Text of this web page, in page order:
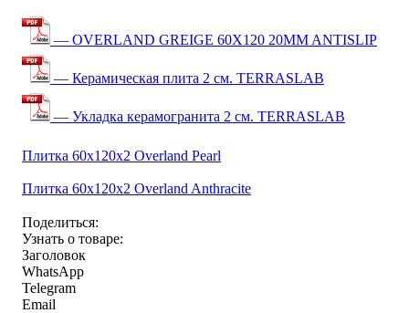
— OVERLAND GREIGE 60X120 20MM ANTISLIP
— Керамическая плита 2 см. TERRASLAB
— Укладка керамогранита 2 см. TERRASLAB
Плитка 60x120x2 Overland Pearl
Плитка 60x120x2 Overland Anthracite
Поделиться:
Узнать о товаре:
Заголовок
WhatsApp
Telegram
Email